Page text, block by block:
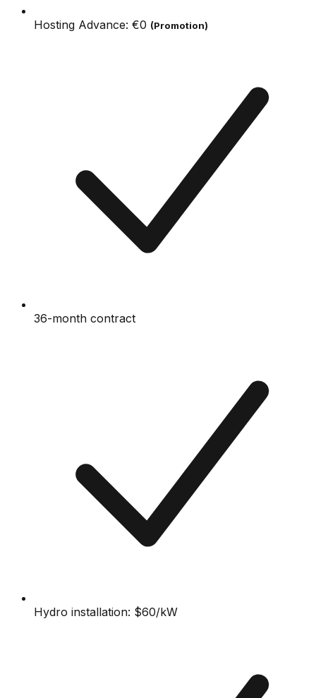
Hosting Advance: €0 (Promotion)
36-month contract
Hydro installation: $60/kW